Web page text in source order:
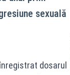
sexuală
dosarul